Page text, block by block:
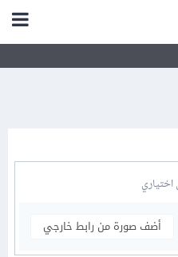
اختياري
أضف صورة من رابط خارجي